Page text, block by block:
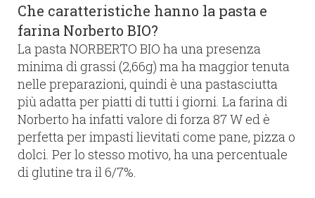
Che caratteristiche hanno la pasta e
farina Norberto BIO?
La pasta NORBERTO BIO ha una presenza
minima di grassi (2,66g) ma ha maggior tenuta
nelle preparazioni, quindi è una pastasciutta
più adatta per piatti di tutti i giorni. La farina di
Norberto ha infatti valore di forza 87 W ed è
perfetta per impasti lievitati come pane, pizza o
dolci. Per lo stesso motivo, ha una percentuale
di glutine tra il 6/7%.